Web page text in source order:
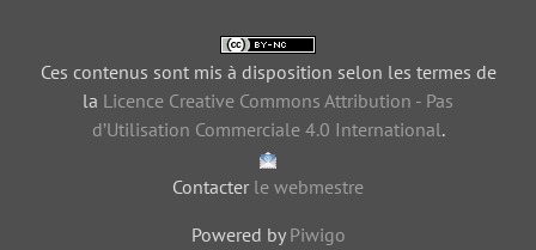
Ces contenus sont mis à disposition selon les termes de
la Licence Creative Commons Attribution - Pas
d’Utilisation Commerciale 4.0 International.
Contacter le webmestre
Powered by Piwigo